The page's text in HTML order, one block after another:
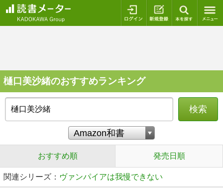
ログイン 新規登録
樋口美沙緒のおすすめランキング
検索
おすすめ順 発売日順
関連シリーズ： ヴァンパイアは我慢できない